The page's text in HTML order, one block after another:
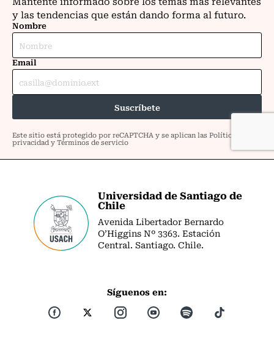
Universidad de Santiago de
Chile
Avenida Libertador Bernardo
O’Higgins Nº 3363. Estación
Central. Santiago. Chile.
Síguenos en: